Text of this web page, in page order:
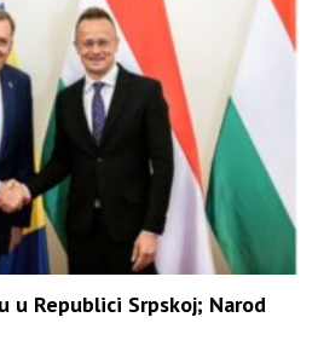
u Republici Srpskoj; Narod